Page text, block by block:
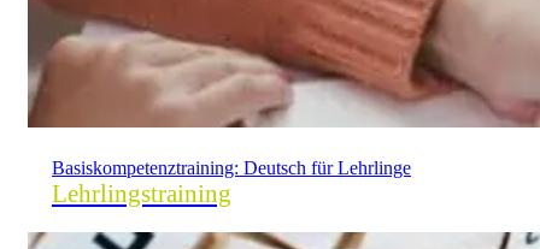
Basiskompetenz­training: Deutsch für Lehrlinge
Lehrlingstraining